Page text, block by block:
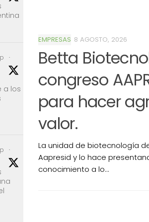
EMPRESAS 8 AGOSTO, 2026
Betta
congreso
para hacer
valor.
La unidad de biotecnología
Aapresid y lo hace
conocimiento a lo...
·
a los
·